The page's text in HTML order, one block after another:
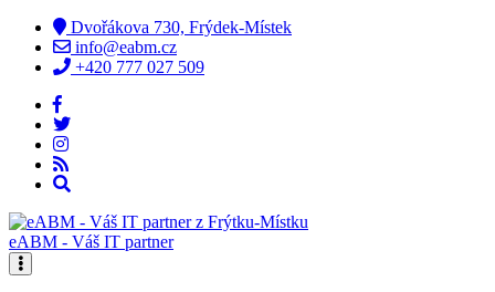
Dvořákova 730, Frýdek-Místek
info@eabm.cz
+420 777 027 509
eABM - Váš IT partner